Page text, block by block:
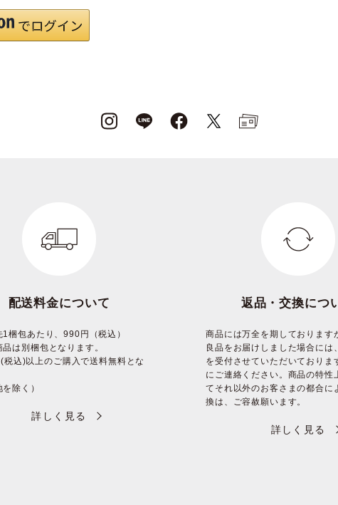
配送料金について
1梱包あたり、990円（税込）
は別梱包となります。
込)以上のご購入で送料無料とな
を除く）
詳しく見る
返品・交換につ
商品には万全を期しております
良品をお届けしました場合には
を受付させていただいておりま
にご連絡ください。商品の特性
てそれ以外のお客さまの都合に
換は、ご容赦願います。
詳しく見る